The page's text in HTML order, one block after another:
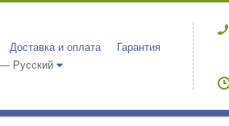
Доставка и оплата
Гарантия
Русский